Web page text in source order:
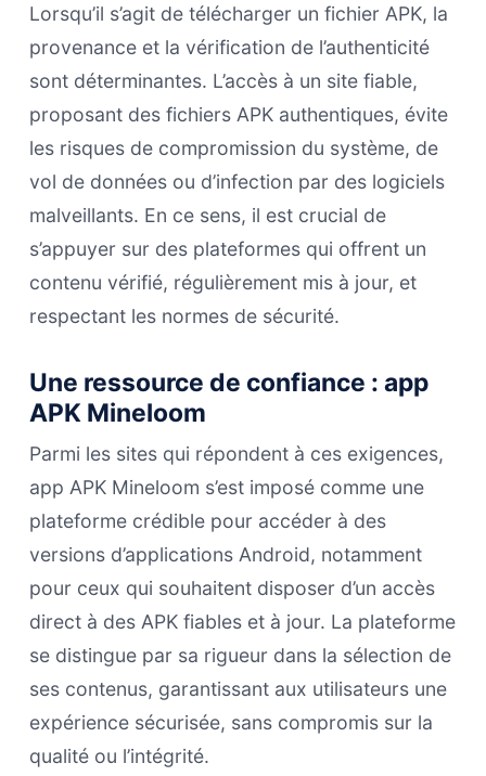
Lorsqu’il s’agit de télécharger un fichier APK, la
provenance et la vérification de l’authenticité
sont déterminantes. L’accès à un site fiable,
proposant des fichiers APK authentiques, évite
les risques de compromission du système, de
vol de données ou d’infection par des logiciels
malveillants. En ce sens, il est crucial de
s’appuyer sur des plateformes qui offrent un
contenu vérifié, régulièrement mis à jour, et
respectant les normes de sécurité.
Une ressource de confiance : app
APK Mineloom
Parmi les sites qui répondent à ces exigences,
app APK Mineloom s’est imposé comme une
plateforme crédible pour accéder à des
versions d’applications Android, notamment
pour ceux qui souhaitent disposer d’un accès
direct à des APK fiables et à jour. La plateforme
se distingue par sa rigueur dans la sélection de
ses contenus, garantissant aux utilisateurs une
expérience sécurisée, sans compromis sur la
qualité ou l’intégrité.